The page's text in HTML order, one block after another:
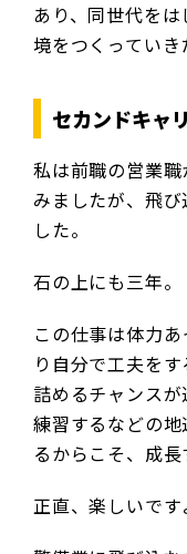
あり、同世代を
境をつくっていき
セカンドキャ
私は前職の営業
みましたが、飛
した。
石の上にも三年。
この仕事は体力
り自分で工夫を
詰めるチャンス
練習するなどの
るからこそ、成長
正直、楽しいです